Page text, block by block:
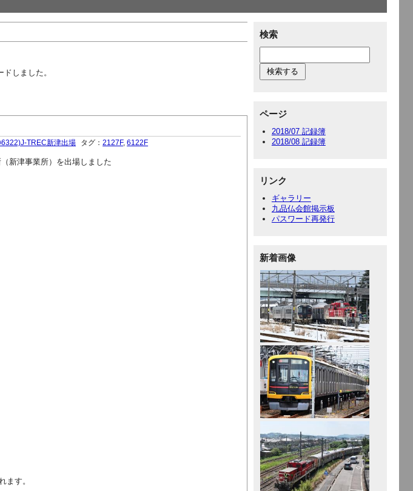
検索
ページ
2018/07 記録簿
2018/08 記録簿
リンク
ギャラリー
九品仏会館掲示板
パスワード再発行
新着画像
しました。
6322)J-TREC新津出場 タグ：2127F,6122F
新津事業所）を出場しました
ます。